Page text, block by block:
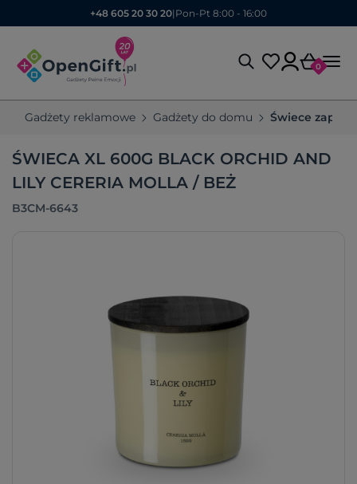
+48 605 20 30 20| Pon-Pt 8:00 - 16:00
0
Gadżety reklamowe Gadżety do domu Świece
ŚWIECA XL 600G BLACK ORCHID AND
LILY CERERIA MOLLA / BEŻ
B3CM-6643